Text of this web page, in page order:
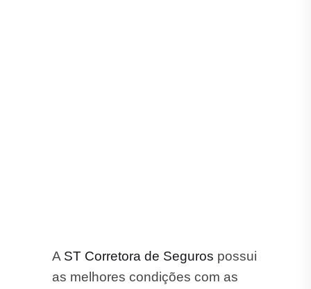
A ST Corretora de Seguros possui
as melhores condições com as